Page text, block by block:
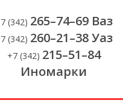
(342) 265–74–69 Ваз
(342) 260–21–38 Уаз
+7 (342) 215–51–84
Иномарки